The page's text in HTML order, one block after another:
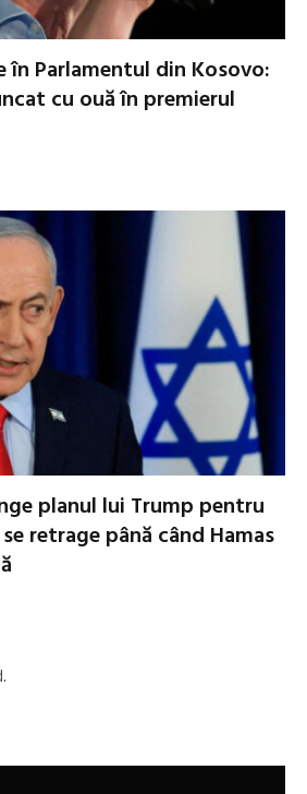
în Parlamentul din Kosovo:
cu ouă în premierul
planul lui Trump pentru
retrage până când Hamas